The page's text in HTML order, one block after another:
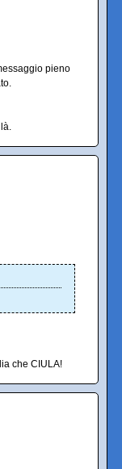
pieno
che CIULA!